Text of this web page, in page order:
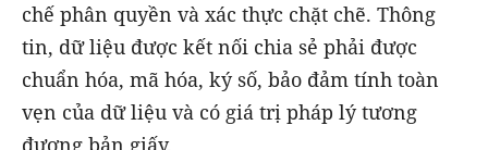
chế phân quyền và xác thực chặt chẽ. Thông
tin, dữ liệu được kết nối chia sẻ phải được
chuẩn hóa, mã hóa, ký số, bảo đảm tính toàn
vẹn của dữ liệu và có giá trị pháp lý tương